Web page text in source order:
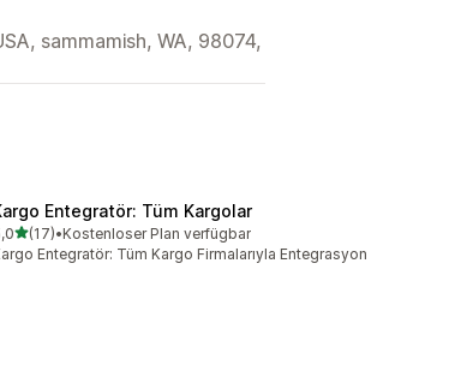
sammamish, WA, 98074,
Entegratör: Tüm Kargolar
von 5 Sternen
(17)
Rezensionen insgesamt
•Kostenloser Plan verfügbar
Entegratör: Tüm Kargo Firmalarıyla Entegrasyon